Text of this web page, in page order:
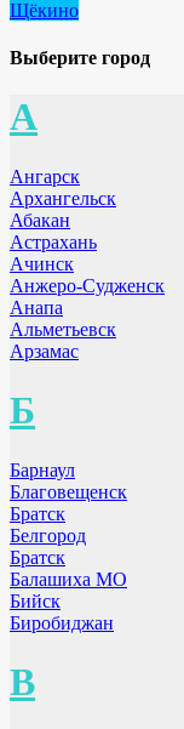
Щёкино
Выберите город
А
Ангарск
Архангельск
Абакан
Астрахань
Ачинск
Анжеро-Судженск
Анапа
Альметьевск
Арзамас
Б
Барнаул
Благовещенск
Братск
Белгород
Братск
Балашиха МО
Бийск
Биробиджан
В